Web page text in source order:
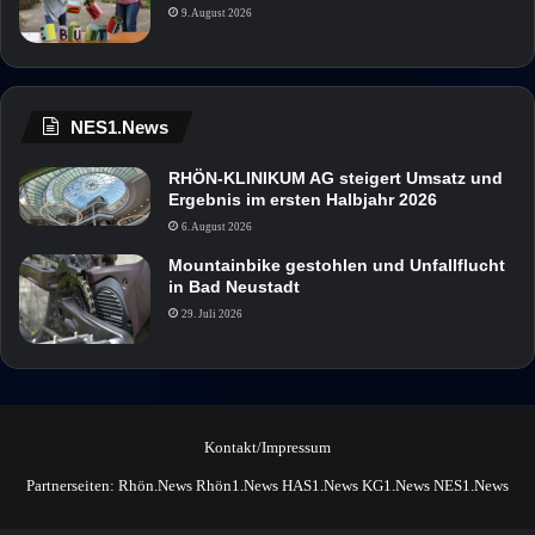
9. August 2026
NES1.News
RHÖN-KLINIKUM AG steigert Umsatz und
Ergebnis im ersten Halbjahr 2026
6. August 2026
Mountainbike gestohlen und Unfallflucht
in Bad Neustadt
29. Juli 2026
Kontakt/Impressum
Partnerseiten: Rhön.News Rhön1.News HAS1.News KG1.News NES1.News